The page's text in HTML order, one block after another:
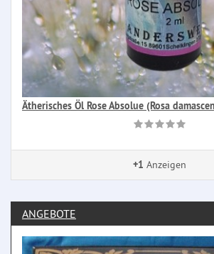
Ätherisches Öl Rose Absolue (Rosa
+1 Anzeigen
ANGEBOTE